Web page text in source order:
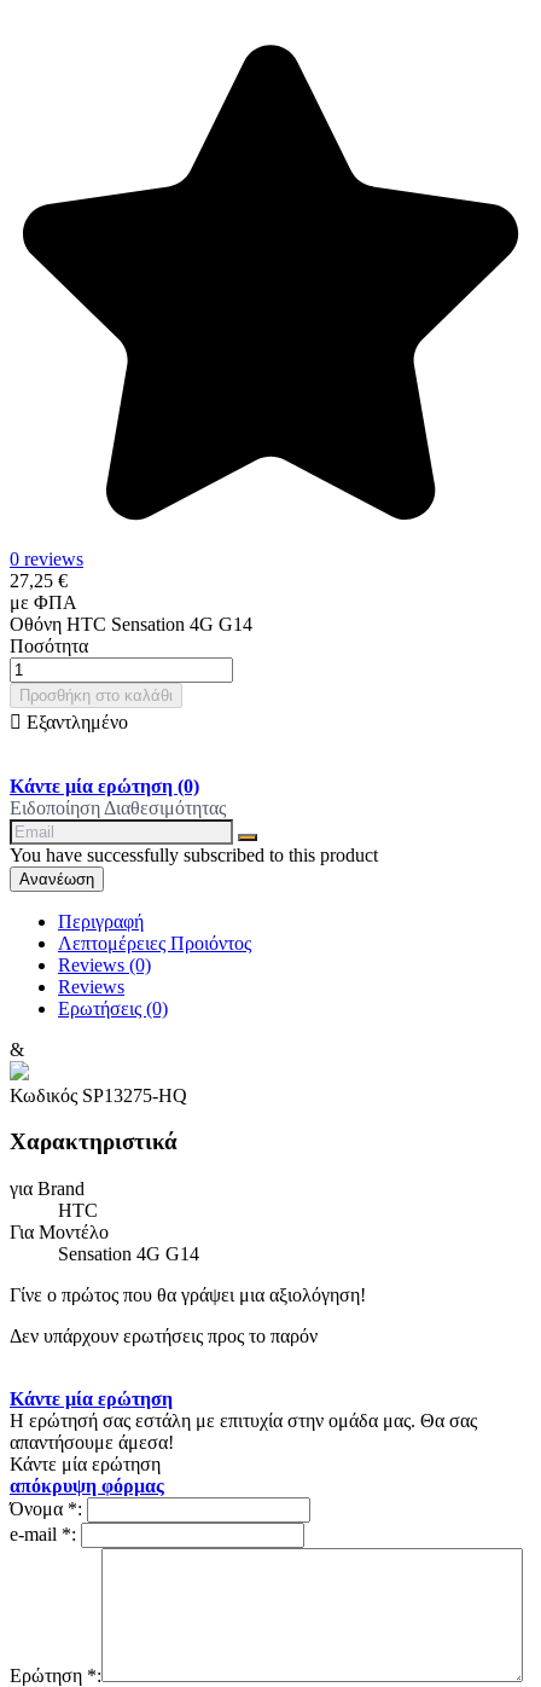
0 reviews
27,25 €
με ΦΠΑ
Οθόνη HTC Sensation 4G G14
Ποσότητα
Προσθήκη στο καλάθι
 Εξαντλημένο
Κάντε μία ερώτηση (0)
Ειδοποίηση Διαθεσιμότητας
You have successfully subscribed to this product
Περιγραφή
Λεπτομέρειες Προιόντος
Reviews (0)
Reviews
Ερωτήσεις (0)
&
Κωδικός SP13275-HQ
Χαρακτηριστικά
για Brand
HTC
Για Μοντέλο
Sensation 4G G14
Γίνε ο πρώτος που θα γράψει μια αξιολόγηση!
Δεν υπάρχουν ερωτήσεις προς το παρόν
Κάντε μία ερώτηση
Η ερώτησή σας εστάλη με επιτυχία στην ομάδα μας. Θα σας
απαντήσουμε άμεσα!
Κάντε μία ερώτηση
απόκρυψη φόρμας
Όνομα *:
e-mail *:
Ερώτηση *: